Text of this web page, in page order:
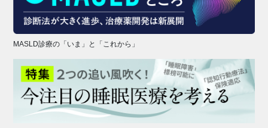
MASLD診療の「いま」と「これから」